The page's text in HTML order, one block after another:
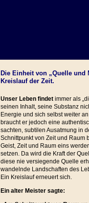
Die Einheit von „Quelle
Kreislauf der Zeit.
Unser Leben findet immer als
seinen Inhalt, seine Substanz
Energie und sich selbst weiter
braucht er jedoch eine
sachten, subtilen Ausatmung in
Schnittpunkt von Zeit und Raum
Geist, Zeit und Raum eins
setzen. Da wird die Kraft der
diese nie versiegende Quelle
wandelnde Landschaften des
Ein Kreislauf erneuert sich.
Ein alter Meister sagte: